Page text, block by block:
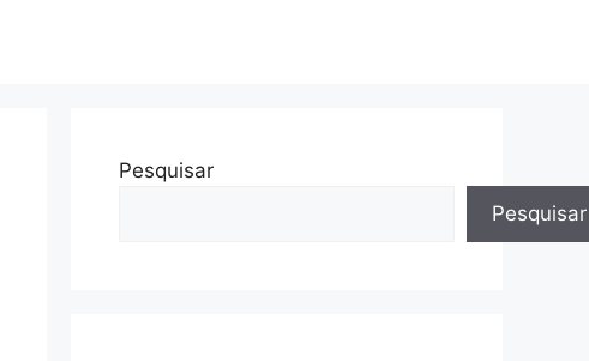
Pesquisar
Pesquisar